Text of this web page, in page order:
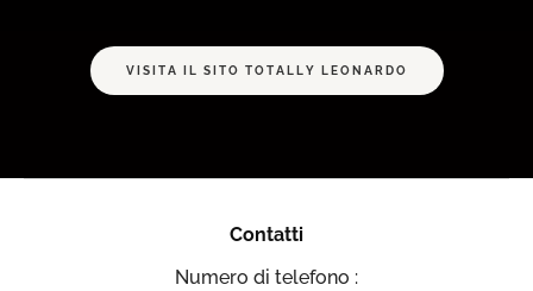
VISITA IL SITO TOTALLY LEONARDO
Contatti
Numero di telefono :